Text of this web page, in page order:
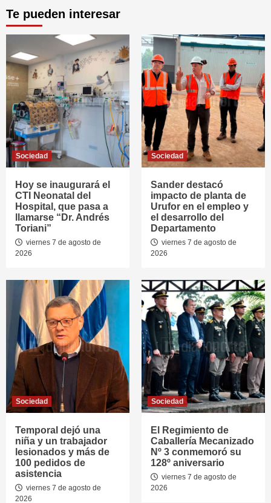
Te pueden interesar
Sociedad
Hoy se inaugurará el
CTI Neonatal del
Hospital, que pasa a
llamarse “Dr. Andrés
Toriani”
viernes 7 de agosto de
2026
Sociedad
Sander destacó
impacto de planta de
Urufor en el empleo y
el desarrollo del
Departamento
viernes 7 de agosto de
2026
Sociedad
Temporal dejó una
niña y un trabajador
lesionados y más de
100 pedidos de
asistencia
viernes 7 de agosto de
2026
Sociedad
El Regimiento de
Caballería Mecanizado
Nº 3 conmemoró su
128º aniversario
viernes 7 de agosto de
2026